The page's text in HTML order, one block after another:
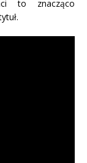
to znacząco